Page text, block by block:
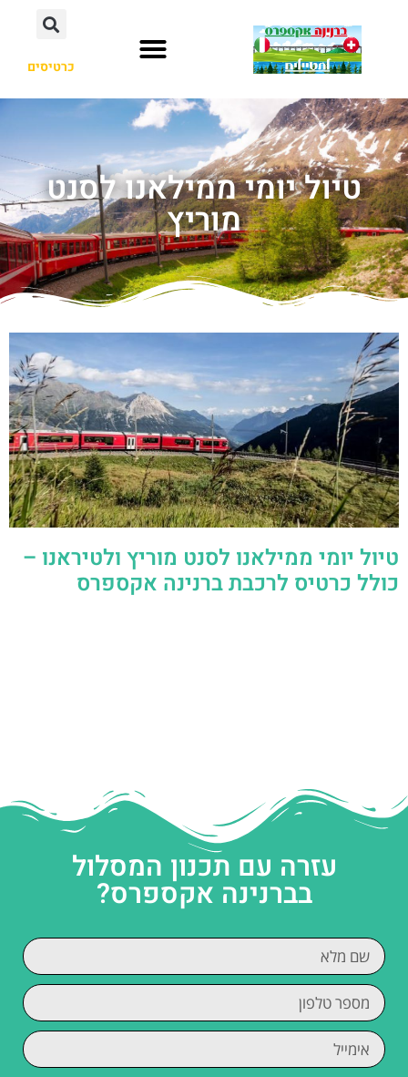
כרטיסים
טיול יומי ממילאנו לסנט
מוריץ
טיול יומי ממילאנו לסנט מוריץ ולטיראנו –
כולל כרטיס לרכבת ברנינה אקספרס
עזרה עם תכנון המסלול
בברנינה אקספרס?